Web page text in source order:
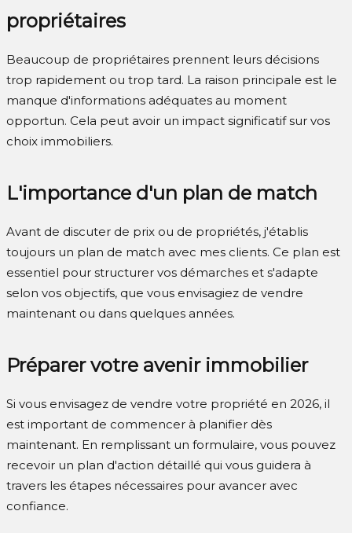
propriétaires
Beaucoup de propriétaires prennent leurs décisions
trop rapidement ou trop tard. La raison principale est le
manque d'informations adéquates au moment
opportun. Cela peut avoir un impact significatif sur vos
choix immobiliers.
L'importance d'un plan de match
Avant de discuter de prix ou de propriétés, j'établis
toujours un plan de match avec mes clients. Ce plan est
essentiel pour structurer vos démarches et s'adapte
selon vos objectifs, que vous envisagiez de vendre
maintenant ou dans quelques années.
Préparer votre avenir immobilier
Si vous envisagez de vendre votre propriété en 2026, il
est important de commencer à planifier dès
maintenant. En remplissant un formulaire, vous pouvez
recevoir un plan d'action détaillé qui vous guidera à
travers les étapes nécessaires pour avancer avec
confiance.